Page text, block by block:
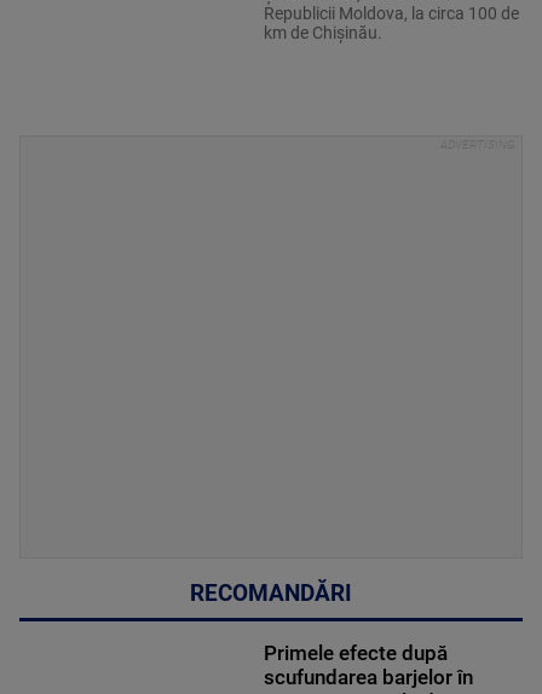
Republicii Moldova, la circa 100 de
km de Chişinău.
RECOMANDĂRI
Primele efecte după
scufundarea barjelor în